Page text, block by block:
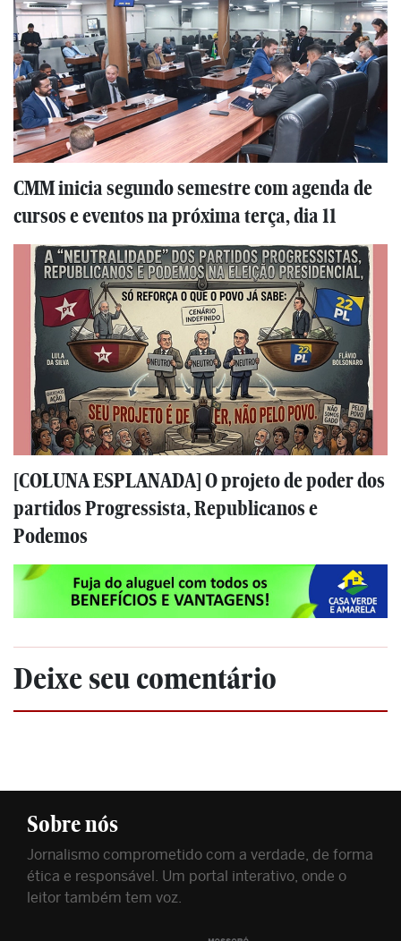
CMM inicia segundo semestre com agenda de
cursos e eventos na próxima terça, dia 11
[COLUNA ESPLANADA] O projeto de poder dos
partidos Progressista, Republicanos e
Podemos
Deixe seu comentário
Sobre nós
Jornalismo comprometido com a verdade, de forma
ética e responsável. Um portal interativo, onde o
leitor também tem voz.